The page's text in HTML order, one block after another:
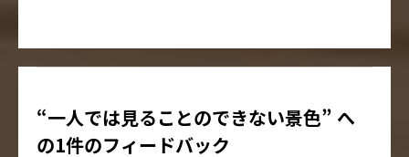
“一人では見ることのできない景色” へ
の1件のフィードバック